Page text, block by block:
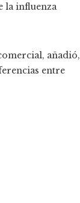
la influenza
añadió,
entre